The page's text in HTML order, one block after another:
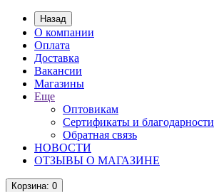
Назад
О компании
Оплата
Доставка
Вакансии
Магазины
Еще
Оптовикам
Сертификаты и благодарности
Обратная связь
НОВОСТИ
ОТЗЫВЫ О МАГАЗИНЕ
Корзина: 0